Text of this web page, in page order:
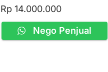
Rated
5.00
Rp 14.000.000
Nego Penjual